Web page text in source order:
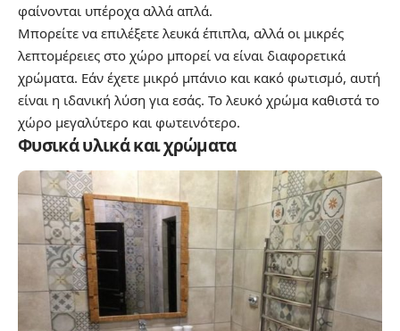
φαίνονται υπέροχα αλλά απλά.
Μπορείτε να επιλέξετε λευκά έπιπλα, αλλά οι μικρές
λεπτομέρειες στο χώρο μπορεί να είναι διαφορετικά
χρώματα. Εάν έχετε μικρό μπάνιο και κακό φωτισμό, αυτή
είναι η ιδανική λύση για εσάς. Το λευκό χρώμα καθιστά το
χώρο μεγαλύτερο και φωτεινότερο.
Φυσικά υλικά και χρώματα